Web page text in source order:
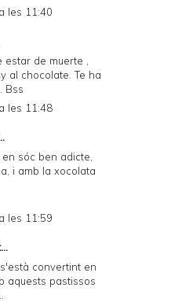
les 11:40
de muerte ,
al chocolate. Te ha
Bss
les 11:48
sóc ben adicte,
i amb la xocolata
les 11:59
convertint en
aquests pastissos